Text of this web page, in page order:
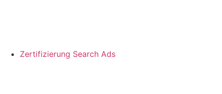
Zertifizierung Search Ads